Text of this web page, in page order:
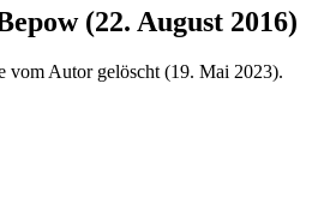
(22. August 2016)
vom Autor gelöscht (19. Mai 2023).